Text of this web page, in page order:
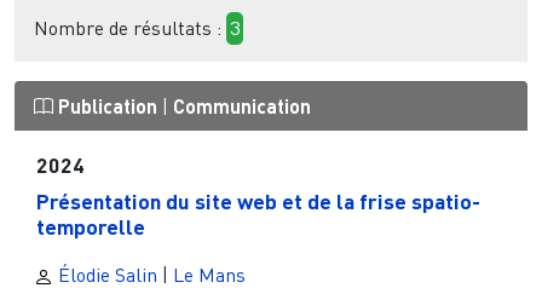
Nombre de résultats : 3
Publication Communication
2024
Présentation du site web et de la frise spatio-
temporelle
Élodie Salin | Le Mans